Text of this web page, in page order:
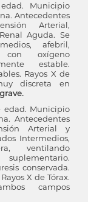
Municipio
Antecedentes
Arterial,
Aguda. Se
afebril,
con oxígeno
estable.
Rayos X de
discreta en
edad. Municipio
Antecedentes
Arterial y
Intermedios,
ventilando
conservada.
X de Tórax.
campos